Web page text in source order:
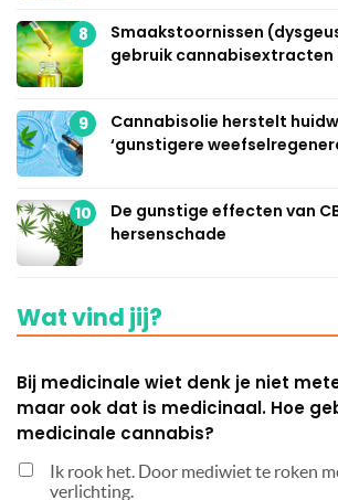
8
Smaakstoornissen
gebruik
9
Cannabisolie herstelt
‘gunstigere
10
De gunstige effecten van
hersenschade
Wat vind jij?
Bij medicinale wiet denk je niet
maar ook dat is medicinaal. Hoe
medicinale cannabis?
Ik rook het. Door mediwiet te roken
verlichting.